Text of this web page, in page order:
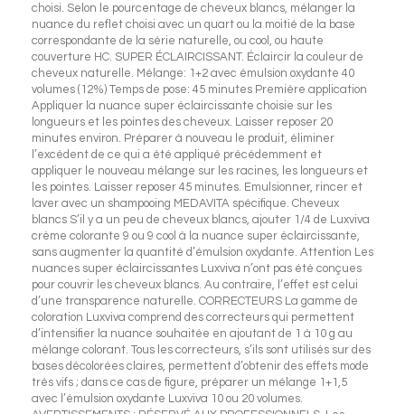
choisi. Selon le pourcentage de cheveux blancs, mélanger la
nuance du reflet choisi avec un quart ou la moitié de la base
correspondante de la série naturelle, ou cool, ou haute
couverture HC. SUPER ÉCLAIRCISSANT. Éclaircir la couleur de
cheveux naturelle. Mélange: 1+2 avec émulsion oxydante 40
volumes (12%) Temps de pose: 45 minutes Première application
Appliquer la nuance super éclaircissante choisie sur les
longueurs et les pointes des cheveux. Laisser reposer 20
minutes environ. Préparer à nouveau le produit, éliminer
l’excédent de ce qui a été appliqué précédemment et
appliquer le nouveau mélange sur les racines, les longueurs et
les pointes. Laisser reposer 45 minutes. Emulsionner, rincer et
laver avec un shampooing MEDAVITA spécifique. Cheveux
blancs S’il y a un peu de cheveux blancs, ajouter 1/4 de Luxviva
crème colorante 9 ou 9 cool à la nuance super éclaircissante,
sans augmenter la quantité d’émulsion oxydante. Attention Les
nuances super éclaircissantes Luxviva n’ont pas été conçues
pour couvrir les cheveux blancs. Au contraire, l’effet est celui
d’une transparence naturelle. CORRECTEURS La gamme de
coloration Luxviva comprend des correcteurs qui permettent
d’intensifier la nuance souhaitée en ajoutant de 1 à 10 g au
mélange colorant. Tous les correcteurs, s’ils sont utilisés sur des
bases décolorées claires, permettent d’obtenir des effets mode
très vifs ; dans ce cas de figure, préparer un mélange 1+1,5
avec l’émulsion oxydante Luxviva 10 ou 20 volumes.